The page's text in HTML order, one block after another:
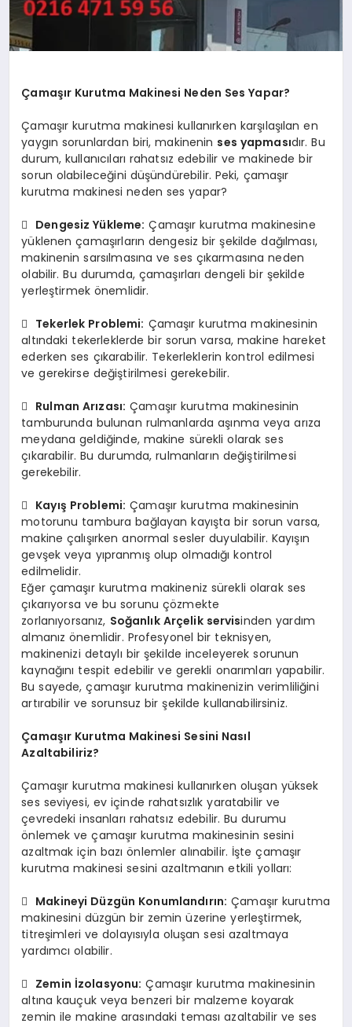
Çamaşır Kurutma Makinesi Neden Ses Yapar?
Çamaşır kurutma makinesi kullanırken karşılaşılan en
yaygın sorunlardan biri, makinenin ses yapmasıdır. Bu
durum, kullanıcıları rahatsız edebilir ve makinede bir
sorun olabileceğini düşündürebilir. Peki, çamaşır
kurutma makinesi neden ses yapar?
 Dengesiz Yükleme: Çamaşır kurutma makinesine
yüklenen çamaşırların dengesiz bir şekilde dağılması,
makinenin sarsılmasına ve ses çıkarmasına neden
olabilir. Bu durumda, çamaşırları dengeli bir şekilde
yerleştirmek önemlidir.
 Tekerlek Problemi: Çamaşır kurutma makinesinin
altındaki tekerleklerde bir sorun varsa, makine hareket
ederken ses çıkarabilir. Tekerleklerin kontrol edilmesi
ve gerekirse değiştirilmesi gerekebilir.
 Rulman Arızası: Çamaşır kurutma makinesinin
tamburunda bulunan rulmanlarda aşınma veya arıza
meydana geldiğinde, makine sürekli olarak ses
çıkarabilir. Bu durumda, rulmanların değiştirilmesi
gerekebilir.
 Kayış Problemi: Çamaşır kurutma makinesinin
motorunu tambura bağlayan kayışta bir sorun varsa,
makine çalışırken anormal sesler duyulabilir. Kayışın
gevşek veya yıpranmış olup olmadığı kontrol
edilmelidir.
Eğer çamaşır kurutma makineniz sürekli olarak ses
çıkarıyorsa ve bu sorunu çözmekte
zorlanıyorsanız, Soğanlık Arçelik servisinden yardım
almanız önemlidir. Profesyonel bir teknisyen,
makinenizi detaylı bir şekilde inceleyerek sorunun
kaynağını tespit edebilir ve gerekli onarımları yapabilir.
Bu sayede, çamaşır kurutma makinenizin verimliliğini
artırabilir ve sorunsuz bir şekilde kullanabilirsiniz.
Çamaşır Kurutma Makinesi Sesini Nasıl
Azaltabiliriz?
Çamaşır kurutma makinesi kullanırken oluşan yüksek
ses seviyesi, ev içinde rahatsızlık yaratabilir ve
çevredeki insanları rahatsız edebilir. Bu durumu
önlemek ve çamaşır kurutma makinesinin sesini
azaltmak için bazı önlemler alınabilir. İşte çamaşır
kurutma makinesi sesini azaltmanın etkili yolları:
 Makineyi Düzgün Konumlandırın: Çamaşır kurutma
makinesini düzgün bir zemin üzerine yerleştirmek,
titreşimleri ve dolayısıyla oluşan sesi azaltmaya
yardımcı olabilir.
 Zemin İzolasyonu: Çamaşır kurutma makinesinin
altına kauçuk veya benzeri bir malzeme koyarak
zemin ile makine arasındaki teması azaltabilir ve ses